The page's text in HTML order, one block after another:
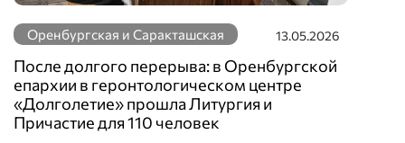
Оренбургская и Саракташская 13.05.2026
После долгого перерыва: в Оренбургской
епархии в геронтологическом центре
«Долголетие» прошла Литургия и
Причастие для 110 человек